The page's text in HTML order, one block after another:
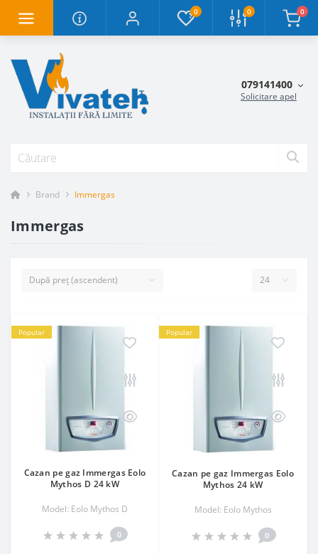
0 0 0
079141400
Solicitare apel
Brand Immergas
Immergas
Popular
Cazan pe gaz Immergas Eolo
Mythos D 24 kW
Model: Eolo Mythos D
0
Popular
Cazan pe gaz Immergas Eolo
Mythos 24 kW
Model: Eolo Mythos
0